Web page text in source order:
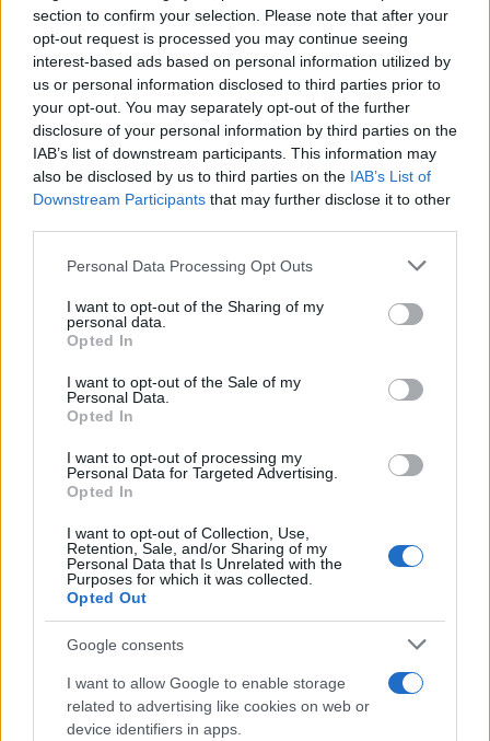
section to confirm your selection. Please note that after your
opt-out request is processed you may continue seeing
interest-based ads based on personal information utilized by
us or personal information disclosed to third parties prior to
your opt-out. You may separately opt-out of the further
disclosure of your personal information by third parties on the
IAB’s list of downstream participants. This information may
also be disclosed by us to third parties on the IAB’s List of
Downstream Participants that may further disclose it to other
Please note that this website/app uses one or more Google
not limited to your visit or usage behaviour. You may click to
grant or deny consent to Google and its third-party tags to
use your data for below specified purposes in below Google
consent section.
Personal Data Processing Opt Outs
I want to opt-out of the Sharing of my
personal data.
Opted In
I want to opt-out of the Sale of my
Personal Data.
Opted In
I want to opt-out of processing my
Personal Data for Targeted Advertising.
Opted In
I want to opt-out of Collection, Use,
Retention, Sale, and/or Sharing of my
Personal Data that Is Unrelated with the
Purposes for which it was collected.
Opted Out
Google consents
I want to allow Google to enable storage
related to advertising like cookies on web or
device identifiers in apps.
cultural que la sacude, por esta razón ha sido el
refugio de artistas y soñadores durante siglos.
La buena comida y el vino que caracterizan los
bistrós de la ciudad, exposiciones de arte y
cientos de eventos culturales lo convierten en el
destino ideal para los «gourmands de vie»
Redacción Viajar365.com